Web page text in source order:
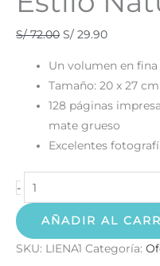
S/72.00 S/ 29.90
Un volumen en
Tamaño: 20 x 27 cm
128 páginas
mate grueso
Excelentes
-
AÑADIR AL
SKU: LIENA1 Categoría: